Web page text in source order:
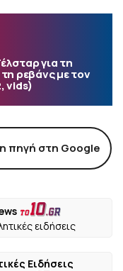
για τη
ρεβάνς με τον
vids)
πηγή στη Google
ειδήσεις
Ειδήσεις